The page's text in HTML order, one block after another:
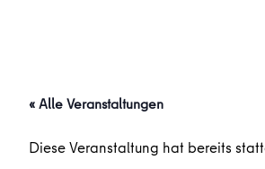
« Alle Veranstaltungen
Diese Veranstaltung hat bereits